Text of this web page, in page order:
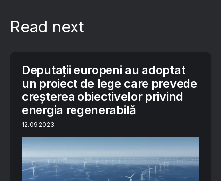
Read next
Deputații europeni au adoptat
un proiect de lege care prevede
creșterea obiectivelor privind
energia regenerabilă
12.09.2023